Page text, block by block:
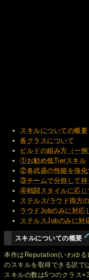
スキルについての概要
各クラスについて
ビルドの組み方（一例
①お勧め低Tierスキル
②各武器の性能を強化
③チームで分担して持
④戦闘スタイルに応じ
ステルス/ラウド両方
ラウドJobのみに対応
ステルスJobのみに対
スキルについての概要
本作はReputation(いわゆ
のスキルを取得できる訳で
スキルの数は5つのクラス